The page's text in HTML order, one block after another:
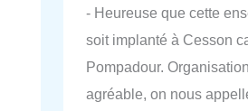
- Heureuse que cette
soit implanté à Cesson
Pompadour.
agréable, on nous